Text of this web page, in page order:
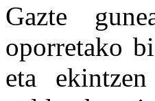
Gazte
oporretako
eta